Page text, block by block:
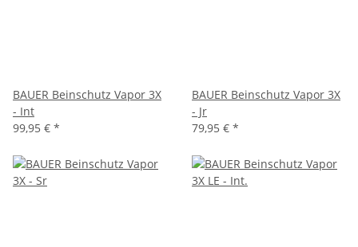
BAUER Beinschutz Vapor 3X
- Int
99,95 € *
BAUER Beinschutz Vapor 3X
- Jr
79,95 € *